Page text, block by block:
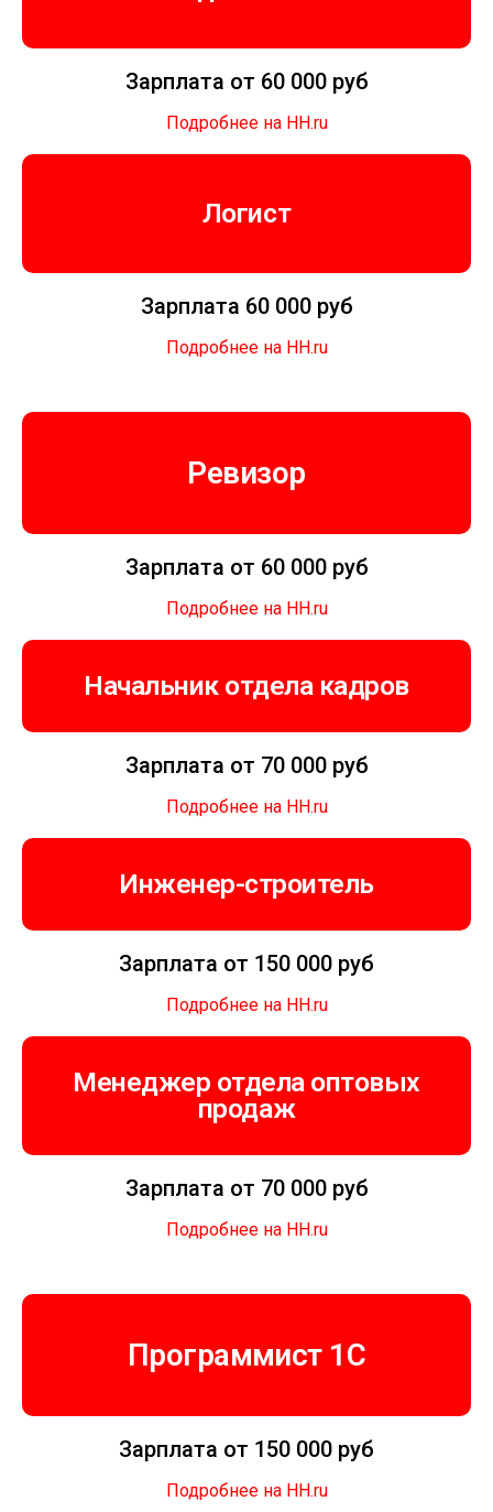
Зарплата от 60 000 руб
Подробнее на HH.ru
Логист
Зарплата 60 000 руб
Подробнее на HH.ru
Ревизор
Зарплата от 60 000 руб
Подробнее на HH.ru
Начальник отдела кадров
Зарплата от 70 000 руб
Подробнее на HH.ru
Инженер-строитель
Зарплата от 150 000 руб
Подробнее на HH.ru
Менеджер отдела оптовых
продаж
Зарплата от 70 000 руб
Подробнее на HH.ru
Программист 1C
Зарплата от 150 000 руб
Подробнее на HH.ru